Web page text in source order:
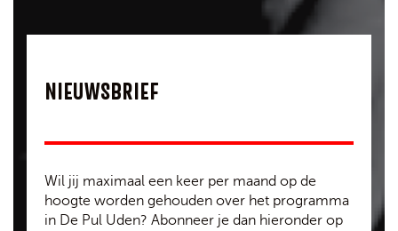
NIEUWSBRIEF
Wil jij maximaal een keer per maand op de
hoogte worden gehouden over het programma
in De Pul Uden? Abonneer je dan hieronder op